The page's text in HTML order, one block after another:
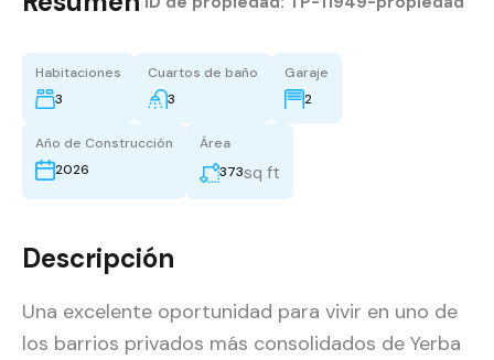
Habitaciones
3
Cuartos de baño
3
Garaje
2
Año de Construcción
2026
Área
373sq ft
Descripción
Una excelente oportunidad para vivir en uno de
los barrios privados más consolidados de Yerba